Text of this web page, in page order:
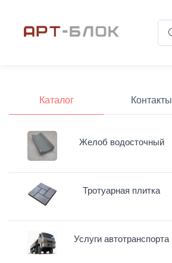
Каталог Контакты
Желоб водосточный
Тротуарная плитка
Услуги автотранспорта